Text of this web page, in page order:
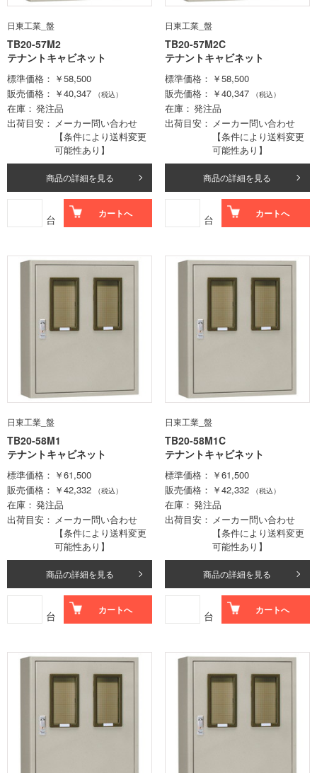
日東工業_盤
TB20-57M2
テナントキャビネット
標準価格
￥58,500
販売価格
￥40,347 （税込）
在庫
発注品
出荷目安
メーカー問い合わせ
【条件により送料変更
可能性あり】
商品の詳細を見る
台 カートへ
日東工業_盤
TB20-57M2C
テナントキャビネット
標準価格
￥58,500
販売価格
￥40,347 （税込）
在庫
発注品
出荷目安
メーカー問い合わせ
【条件により送料変更
可能性あり】
商品の詳細を見る
台 カートへ
日東工業_盤
TB20-58M1
テナントキャビネット
標準価格
￥61,500
販売価格
￥42,332 （税込）
在庫
発注品
出荷目安
メーカー問い合わせ
【条件により送料変更
可能性あり】
商品の詳細を見る
台 カートへ
日東工業_盤
TB20-58M1C
テナントキャビネット
標準価格
￥61,500
販売価格
￥42,332 （税込）
在庫
発注品
出荷目安
メーカー問い合わせ
【条件により送料変更
可能性あり】
商品の詳細を見る
台 カートへ